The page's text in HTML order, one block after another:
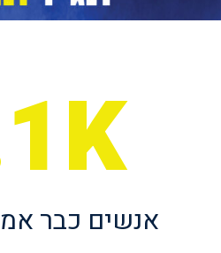
אנשים כבר